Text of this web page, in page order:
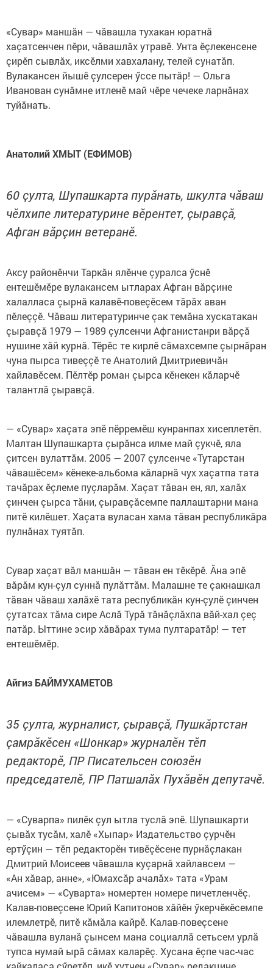
«Сувар» маншăн — чăвашла тухакан юратнă
хаçатсенчен пӗри, чăвашлăх утравӗ. Унта ӗçлекенсене
çирӗп сывлăх, иксӗлми хавхалану, телей сунатăп.
Вулакансен йышӗ çулсерен ӳссе пытăр! — Ольга
Иванован сунăмне итленӗ май чӗре чечеке ларнăнах
туйăнать.
Анатолий ХМЫТ (ЕФИМОВ)
60 çулта, Шупашкарта пурӑнать, шкулта чӑваш
чӗлхипе литературине вӗрентет, çыравçă,
Афган вăрçин ветеранӗ.
Аксу районӗнчи Таркăн ялӗнче çуралса ӳснӗ
ентешӗмӗре вулакансем ытларах Афган вăрçине
халалласа çырнă калавӗ-повеçӗсем тăрăх аван
пӗлеççӗ. Чăваш литературинче çак темăна хускатакан
çыравçă 1979 — 1989 çулсенчи Афганистанри вăрçă
нушине хăй курнă. Тӗрӗс те кирлӗ сăмахсемпе çырнăран
чуна пырса тивеççӗ те Анатолий Дмитриевичăн
хайлавӗсем. Пӗлтӗр роман çырса кӗнекен кăларчӗ
талантлă çыравçă.
— «Сувар» хаçата эпӗ пӗрремӗш кунранпах хисеплетӗп.
Малтан Шупашкарта çырӑнса илме май çукчӗ, яла
çитсен вулаттӑм. 2005 — 2007 çулсенче «Тутарстан
чӑвашӗсем» кӗнеке-альбома кӑларнӑ чух хаçатпа тата
тачӑрах ӗçлеме пуçларӑм. Хаçат тӑван ен, ял, халӑх
çинчен çырса тӑни, çыравçӑсемпе паллаштарни мана
питӗ килӗшет. Хаçата вуласан хама тӑван республикӑра
пулнӑнах туятӑп.
Сувар хаçат вӑл маншӑн — тӑван ен тӗкӗрӗ. Ӑна эпӗ
вӑрӑм кун-çул суннă пулӑттӑм. Малашне те çакнашкал
тӑван чӑваш халăхӗ тата республикӑн кун-çулӗ çинчен
çутатсах тӑма сире Аслӑ Турă тӑнӑçлӑхпа вӑй-хал çеç
патӑр. Ыттине эсир хӑвӑрах тума пултаратӑр! — тет
ентешӗмӗр.
Айгиз БАЙМУХАМЕТОВ
35 çулта, журналист, çыравçă, Пушкăртстан
çамрăкӗсен «Шонкар» журналӗн тӗп
редакторӗ, ПР Писательсен союзӗн
председателӗ, ПР Патшалăх Пухăвӗн депутачӗ.
— «Суварпа» пилӗк çул ытла туслă эпӗ. Шупашкарти
çывăх тусăм, халӗ «Хыпар» Издательство çурчӗн
ертӳçин — тӗп редакторӗн тивӗçӗсене пурнăçлакан
Дмитрий Моисеев чăвашла куçарнă хайлавсем —
«Ан хăвар, анне», «Юмахсăр ачалăх» тата «Урам
ачисем» — «Суварта» номертен номере пичетленчӗç.
Калав-повеçсене Юрий Капитонов хăйӗн ӳкерчӗкӗсемпе
илемлетрӗ, питӗ кăмăла кайрӗ. Калав-повеçсене
чăвашла вуланă çынсем мана социаллă сетьсем урлă
тупса нумай ырă сăмах каларӗç. Хусана ӗçпе час-час